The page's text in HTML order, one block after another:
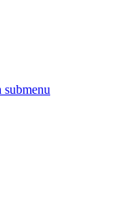
submenu